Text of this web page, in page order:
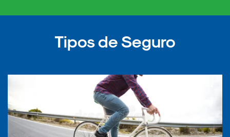
Tipos de Seguro